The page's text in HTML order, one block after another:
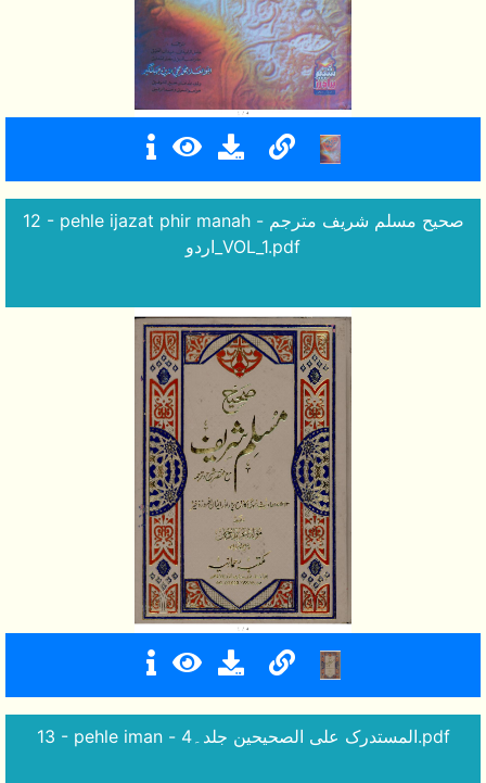
12 - pehle ijazat phir manah - صحیح مسلم شریف مترجم
اردو_VOL_1.pdf
13 - pehle iman - المستدرک علی الصحیحین جلد۔4.pdf